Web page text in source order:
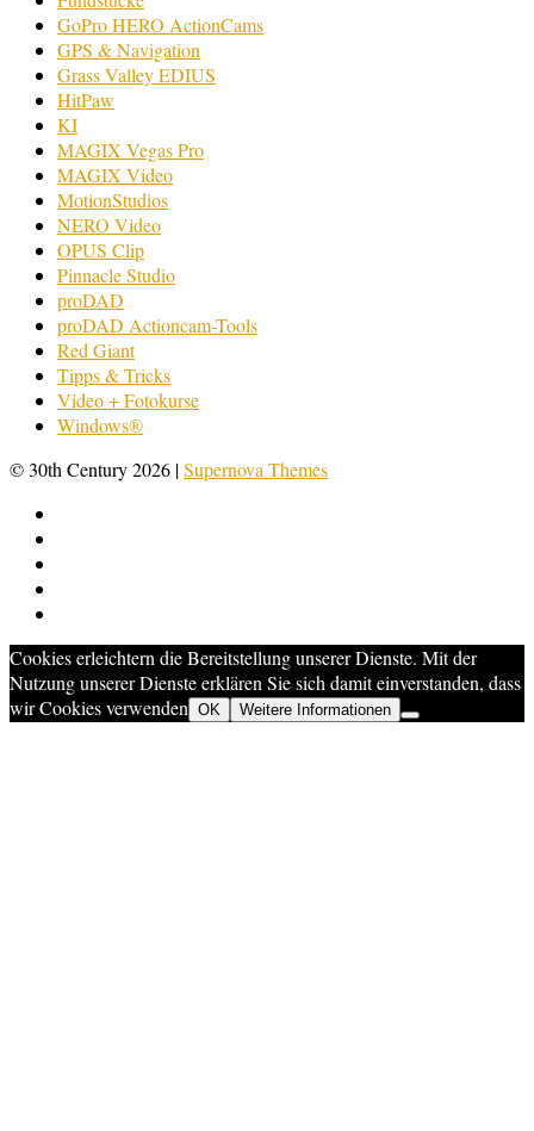
GoPro HERO ActionCams
GPS & Navigation
Grass Valley EDIUS
HitPaw
KI
MAGIX Vegas Pro
MAGIX Video
MotionStudios
NERO Video
OPUS Clip
Pinnacle Studio
proDAD
proDAD Actioncam-Tools
Red Giant
Tipps & Tricks
Video + Fotokurse
Windows®
© 30th Century 2026 |Supernova Themes
Cookies erleichtern die Bereitstellung unserer Dienste. Mit der
Nutzung unserer Dienste erklären Sie sich damit einverstanden, dass
wir Cookies verwenden OK Weitere Informationen